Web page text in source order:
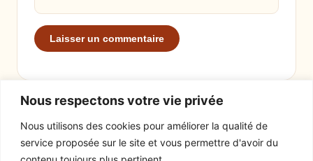
Nous respectons votre vie privée
Nous utilisons des cookies pour améliorer la qualité de
service proposée sur le site et vous permettre d'avoir du